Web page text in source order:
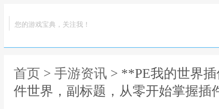
您的游戏宝典，关注我！
首页 > 手游资讯 > **PE我的世界
件世界，副标题，从零开始掌握插